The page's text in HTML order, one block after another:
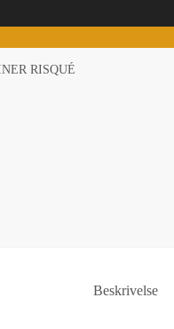
RISQUÉ
Beskrivelse